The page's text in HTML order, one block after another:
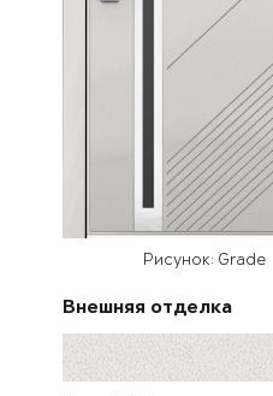
Рисунок: Grade
Внешняя отделка